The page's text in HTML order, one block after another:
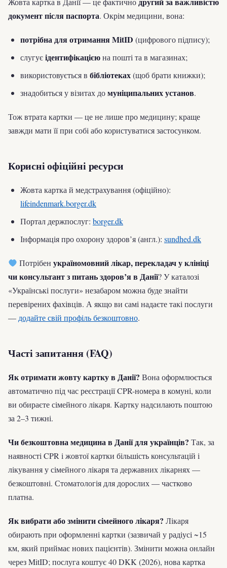
документ після паспорта. Окрім медицини, вона:
потрібна для отримання MitID (цифрового підпису);
слугуєідентифікацієюна пошті та в магазинах;
використовується в бібліотеках(щоб брати книжки);
знадобиться у візитах домуніципальних установ.
Тож втрата картки — це не лише про медицину; краще
завжди мати її при собі або користуватися застосунком.
Корисні офіційні ресурси
Жовта картка й медстрахування (офіційно):
lifeindenmark.borger.dk
Портал держпослуг: borger.dk
Інформація про охорону здоров’я (англ.): sundhed.dk
Потрібенукраїномовний лікар, перекладач у клініці
чи консультант з питань здоров’я в Данії? У каталозі
«Українські послуги» незабаром можна буде знайти
перевірених фахівців. А якщо ви самі надаєте такі послуги
— додайте свій профіль безкоштовно.
Часті запитання (FAQ)
Як отримати жовту картку в Данії? Вона оформлюється
автоматично під час реєстрації CPR-номера в комуні, коли
ви обираєте сімейного лікаря. Картку надсилають поштою
за 2–3 тижні.
Чи безкоштовна медицина в Данії для українців? Так, за
наявності CPR і жовтої картки більшість консультацій і
лікування у сімейного лікаря та державних лікарнях —
безкоштовні. Стоматологія для дорослих — частково
платна.
Як вибрати або змінити сімейного лікаря? Лікаря
обирають при оформленні картки (зазвичай у радіусі ~15
км, який приймає нових пацієнтів). Змінити можна онлайн
через MitID; послуга коштує 40 DKK (2026), нова картка